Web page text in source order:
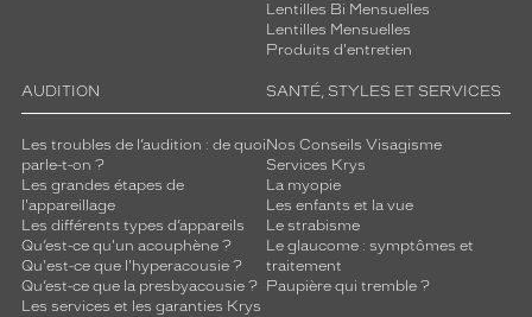
Lentilles Bi Mensuelles
Lentilles Mensuelles
Produits d'entretien
AUDITION
Les troubles de l’audition : de quoi
parle-t-on ?
Les grandes étapes de
l'appareillage
Les différents types d’appareils
Qu’est-ce qu'un acouphène ?
Qu'est-ce que l'hyperacousie ?
Qu’est-ce que la presbyacousie ?
Les services et les garanties Krys
SANTÉ, STYLES ET SERVICES
Nos Conseils Visagisme
Services Krys
La myopie
Les enfants et la vue
Le strabisme
Le glaucome : symptômes et
traitement
Paupière qui tremble ?